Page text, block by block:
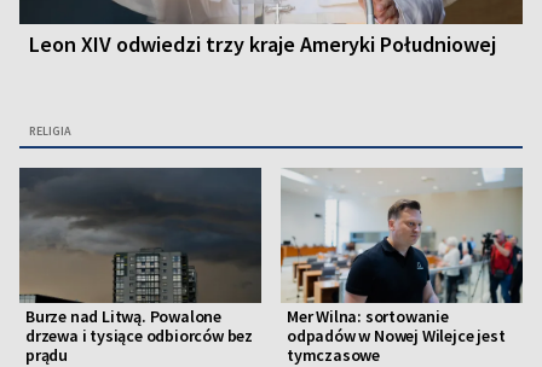
Leon XIV odwiedzi trzy kraje Ameryki Południowej
RELIGIA
Burze nad Litwą. Powalone
drzewa i tysiące odbiorców bez
prądu
Mer Wilna: sortowanie
odpadów w Nowej Wilejce jest
tymczasowe